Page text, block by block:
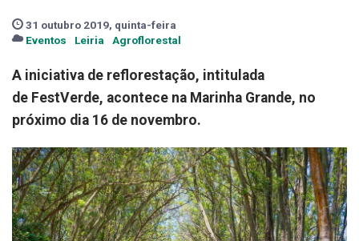
31 outubro 2019, quinta-feira
Eventos
Leiria Agroflorestal
A iniciativa de reflorestação, intitulada
de FestVerde, acontece na Marinha Grande, no
próximo dia 16 de novembro.